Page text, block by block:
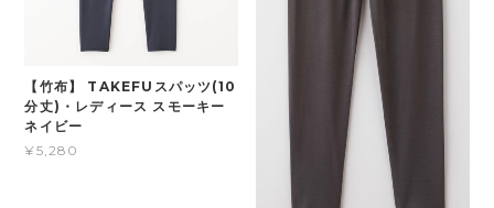
【竹布】 TAKEFUスパッツ(10
分丈)・レディース スモーキー
ネイビー
¥5,280